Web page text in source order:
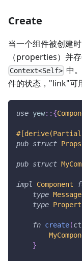
Create
当一个组件被创建
（properties）并
Context<Self> 中
件的状态，"link"可
use yew:: {
pub struct Props
pub struct
impl Component
type Message
type
fn create(
}